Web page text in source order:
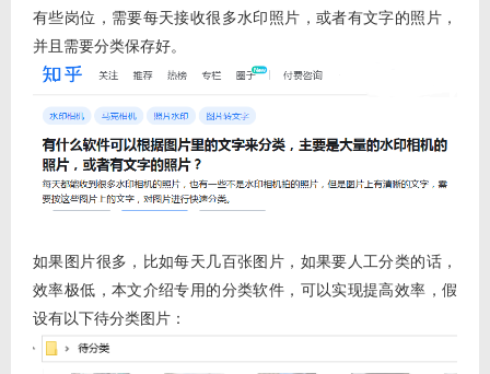
有些岗位，需要每天接收很多水印照片，或者有文字的照片，
并且需要分类保存好。
如果图片很多，比如每天几百张图片，如果要人工分类的话，
效率极低，本文介绍专用的分类软件，可以实现提高效率，假
设有以下待分类图片：